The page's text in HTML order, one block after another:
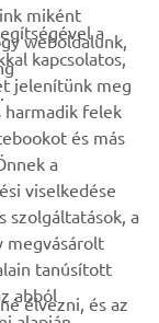
különleges
miként
weboldalunk,
a
kapcsolatos,
jelenítünk meg
harmadik felek
és más
a
viselkedése
szolgáltatások, a
megvásárolt
tanúsított
abból
élvezni, és az